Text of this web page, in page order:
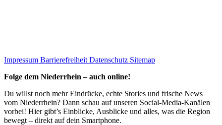
Impressum Barrierefreiheit Datenschutz Sitemap
Folge dem Niederrhein – auch online!
Du willst noch mehr Eindrücke, echte Stories und frische News
vom Niederrhein? Dann schau auf unseren Social-Media-Kanälen
vorbei! Hier gibt’s Einblicke, Ausblicke und alles, was die Region
bewegt – direkt auf dein Smartphone.